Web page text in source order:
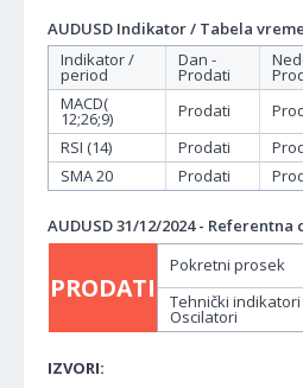
AUDUSD Indikator / Tabela
Indikator /
period
Dan -
Prodati
MACD(
12;26;9) Prodati
RSI (14)
Prodati
SMA 20
Prodati
AUDUSD 31/12/2024 - Referentna
PRODATI
Pokretni prosek
Tehnički indikatori
Oscilatori
IZVORI: